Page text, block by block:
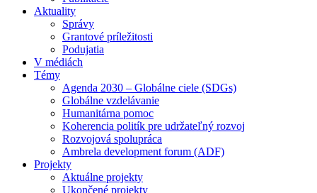
Aktuality
Správy
Grantové príležitosti
Podujatia
V médiách
Témy
Agenda 2030 – Globálne ciele (SDGs)
Globálne vzdelávanie
Humanitárna pomoc
Koherencia politík pre udržateľný rozvoj
Rozvojová spolupráca
Ambrela development forum (ADF)
Projekty
Aktuálne projekty
Ukončené projekty